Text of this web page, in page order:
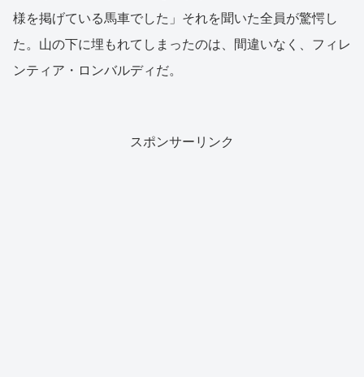
様を掲げている馬車でした」それを聞いた全員が驚愕し
た。山の下に埋もれてしまったのは、間違いなく、フィレ
ンティア・ロンバルディだ。
スポンサーリンク